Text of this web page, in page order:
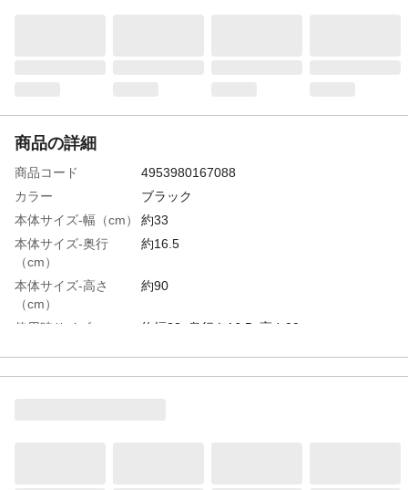
商品の詳細
商品コード
4953980167088
カラー
ブラック
本体サイズ-幅（cm）
約33
本体サイズ-奥行
（cm）
約16.5
本体サイズ-高さ
（cm）
約90
使用時サイズ
約幅33×奥行き16.5×高さ90cm